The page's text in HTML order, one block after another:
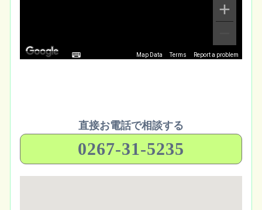
Map Data Terms Report a problem
直接お電話で相談する
0267-31-5235